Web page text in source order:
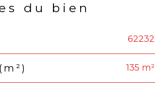
du bien
62232
135 m²